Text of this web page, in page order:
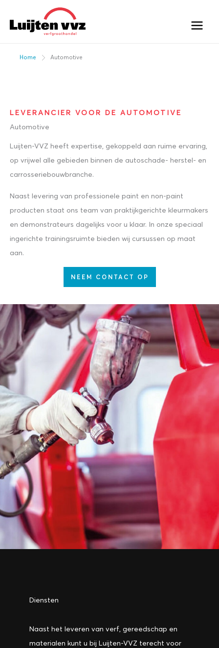
naar
Home Automotive
LEVERANCIER VOOR DE AUTOMOTIVE
Automotive
Luijten-VVZ heeft expertise, gekoppeld aan ruime ervaring,
op vrijwel alle gebieden binnen de autoschade- herstel- en
carrosseriebouwbranche.
Naast levering van professionele paint en non-paint
producten staat ons team van praktijkgerichte kleurmakers
en demonstrateurs dagelijks voor u klaar. In onze speciaal
ingerichte trainingsruimte bieden wij cursussen op maat
aan.
NEEM CONTACT OP
Diensten
Naast het leveren van verf, gereedschap en
materialen kunt u bij Luijten-VVZ terecht voor